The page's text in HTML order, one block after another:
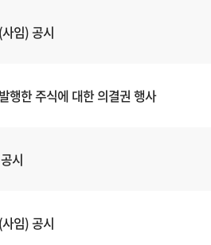
임) 공시
행한 주식에 대한 의결권 행사
시
임) 공시